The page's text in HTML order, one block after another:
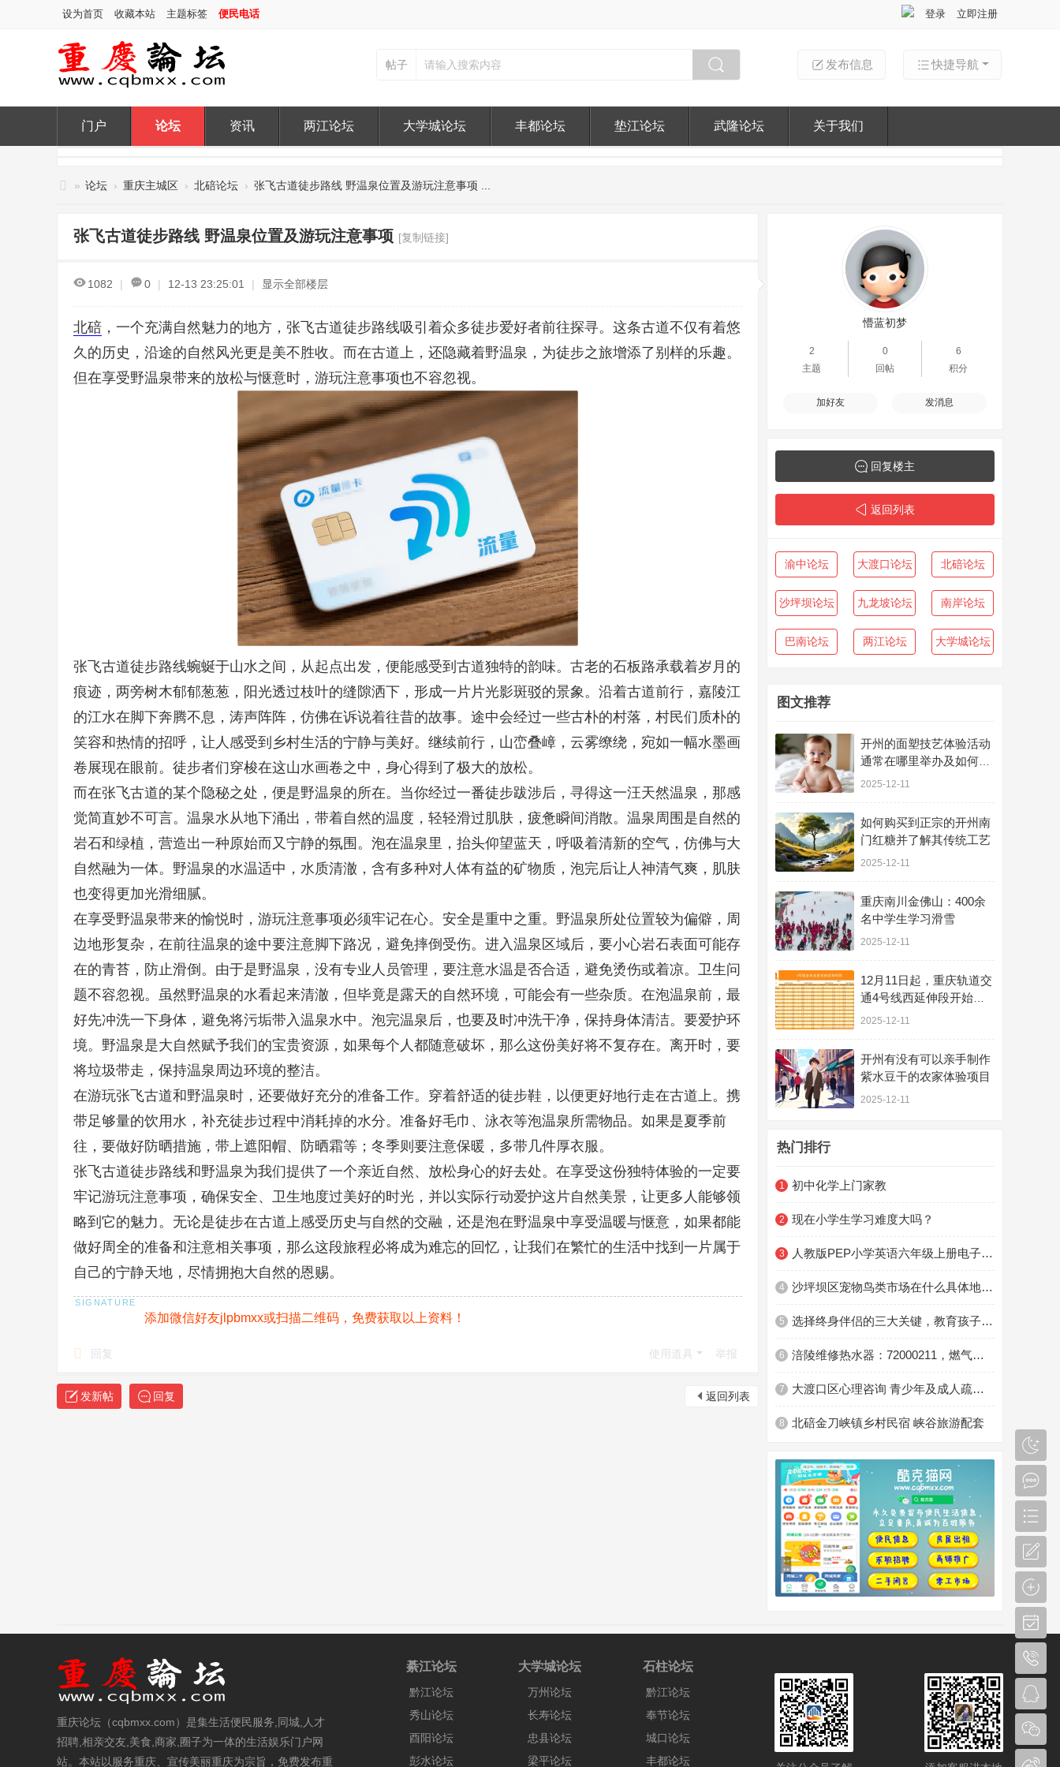
设为首页 收藏本站 主题标签 便民电话 登录 立即注册
快捷导航
发布信息
帖子
门户 论坛 资讯 两江论坛 大学城论坛 丰都论坛 垫江论坛 武隆论坛 关于我们
» 论坛 › 重庆主城区 › 北碚论坛 › 张飞古道徒步路线 野温泉位置及游玩注意事项 ...
张飞古道徒步路线 野温泉位置及游玩注意事项 [复制链接]
1082 | 0 | 12-13 23:25:01 | 显示全部楼层
北碚 ，一个充满自然魅力的地方，张飞古道徒步路线吸引着众多徒步爱好者前往探寻。这条古道不仅有着悠
久的历史，沿途的自然风光更是美不胜收。而在古道上，还隐藏着野温泉，为徒步之旅增添了别样的乐趣。
但在享受野温泉带来的放松与惬意时，游玩注意事项也不容忽视。
张飞古道徒步路线蜿蜒于山水之间，从起点出发，便能感受到古道独特的韵味。古老的石板路承载着岁月的
痕迹，两旁树木郁郁葱葱，阳光透过枝叶的缝隙洒下，形成一片片光影斑驳的景象。沿着古道前行，嘉陵江
的江水在脚下奔腾不息，涛声阵阵，仿佛在诉说着往昔的故事。途中会经过一些古朴的村落，村民们质朴的
笑容和热情的招呼，让人感受到乡村生活的宁静与美好。继续前行，山峦叠嶂，云雾缭绕，宛如一幅水墨画
卷展现在眼前。徒步者们穿梭在这山水画卷之中，身心得到了极大的放松。
而在张飞古道的某个隐秘之处，便是野温泉的所在。当你经过一番徒步跋涉后，寻得这一汪天然温泉，那感
觉简直妙不可言。温泉水从地下涌出，带着自然的温度，轻轻滑过肌肤，疲惫瞬间消散。温泉周围是自然的
岩石和绿植，营造出一种原始而又宁静的氛围。泡在温泉里，抬头仰望蓝天，呼吸着清新的空气，仿佛与大
自然融为一体。野温泉的水温适中，水质清澈，含有多种对人体有益的矿物质，泡完后让人神清气爽，肌肤
也变得更加光滑细腻。
在享受野温泉带来的愉悦时，游玩注意事项必须牢记在心。安全是重中之重。野温泉所处位置较为偏僻，周
边地形复杂，在前往温泉的途中要注意脚下路况，避免摔倒受伤。进入温泉区域后，要小心岩石表面可能存
在的青苔，防止滑倒。由于是野温泉，没有专业人员管理，要注意水温是否合适，避免烫伤或着凉。卫生问
题不容忽视。虽然野温泉的水看起来清澈，但毕竟是露天的自然环境，可能会有一些杂质。在泡温泉前，最
好先冲洗一下身体，避免将污垢带入温泉水中。泡完温泉后，也要及时冲洗干净，保持身体清洁。要爱护环
境。野温泉是大自然赋予我们的宝贵资源，如果每个人都随意破坏，那么这份美好将不复存在。离开时，要
将垃圾带走，保持温泉周边环境的整洁。
在游玩张飞古道和野温泉时，还要做好充分的准备工作。穿着舒适的徒步鞋，以便更好地行走在古道上。携
带足够量的饮用水，补充徒步过程中消耗掉的水分。准备好毛巾、泳衣等泡温泉所需物品。如果是夏季前
往，要做好防晒措施，带上遮阳帽、防晒霜等；冬季则要注意保暖，多带几件厚衣服。
张飞古道徒步路线和野温泉为我们提供了一个亲近自然、放松身心的好去处。在享受这份独特体验的一定要
牢记游玩注意事项，确保安全、卫生地度过美好的时光，并以实际行动爱护这片自然美景，让更多人能够领
略到它的魅力。无论是徒步在古道上感受历史与自然的交融，还是泡在野温泉中享受温暖与惬意，如果都能
做好周全的准备和注意相关事项，那么这段旅程必将成为难忘的回忆，让我们在繁忙的生活中找到一片属于
自己的宁静天地，尽情拥抱大自然的恩赐。
添加微信好友jlpbmxx或扫描二维码，免费获取以上资料！
回复 使用道具 举报
返回列表
发新帖 回复
懵蓝初梦
2
主题
0
回帖
6
积分
加好友 发消息
回复楼主
返回列表
渝中论坛 大渡口论坛 北碚论坛
沙坪坝论坛 九龙坡论坛 南岸论坛
巴南论坛 两江论坛 大学城论坛
图文推荐
开州的面塑技艺体验活动
通常在哪里举办及如何参
与
2025-12-11
如何购买到正宗的开州南
门红糖并了解其传统工艺
2025-12-11
重庆南川金佛山：400余
名中学生学习滑雪
2025-12-11
12月11日起，重庆轨道交
通4号线西延伸段开始不
载客贯通跑图试运行
2025-12-11
开州有没有可以亲手制作
紫水豆干的农家体验项目
2025-12-11
热门排行
1 初中化学上门家教
2 现在小学生学习难度大吗？
3 人教版PEP小学英语六年级上册电子课本电子教材
4 沙坪坝区宠物鸟类市场在什么具体地方？
5 选择终身伴侣的三大关键，教育孩子越早明白越好
6 涪陵维修热水器：72000211，燃气灶，抽油烟机，洗衣机，空调，冰箱，空调，灯具，洁具
7 大渡口区心理咨询 青少年及成人疏导机构
8 北碚金刀峡镇乡村民宿 峡谷旅游配套
重庆论坛（cqbmxx.com）是集生活便民服务,同城,人才
招聘,相亲交友,美食,商家,圈子为一体的生活娱乐门户网
站。本站以服务重庆、宣传美丽重庆为宗旨，免费发布重
綦江论坛
黔江论坛
秀山论坛
酉阳论坛
彭水论坛
大学城论坛
万州论坛
长寿论坛
忠县论坛
梁平论坛
石柱论坛
黔江论坛
奉节论坛
城口论坛
丰都论坛